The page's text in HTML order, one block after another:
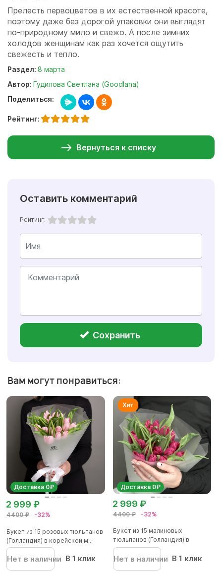
Прелесть первоцветов в их естественной красоте,
поэтому даже без дорогой упаковки они выглядят
по-природному мило и свежо. А после зимних
холодов женщинам как раз хочется ощутить
свежесть и тепло.
Раздел: 8 марта
Автор: Гудилова Светлана (Goodlana)
Поделиться:
Рейтинг:
Вернуться к списку
Оставить комментарий
Рейтинг:
Сохранить
Вам могут понравиться:
Доставка 0₽
4400 ₽ -32%
2 999 ₽
Букет из 15 розовых тюльпанов
(Голландия) в корейской м...
Нет в наличии В 1 клик
Доставка 0₽
4400 ₽ -32%
2 999 ₽
Букет из 15 малиновых
тюльпанов (Голландия) в
корейской...
Нет в наличии В 1 клик